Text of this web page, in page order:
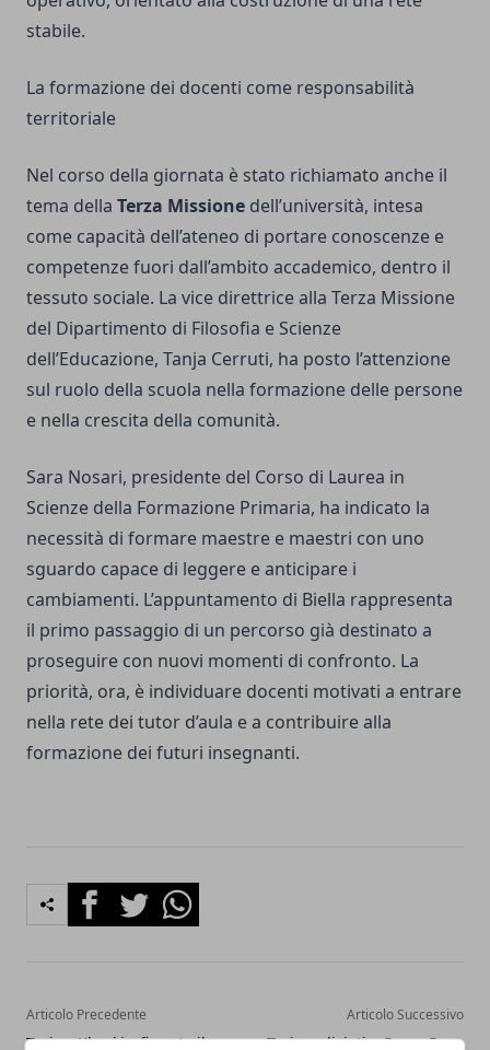
stabile.
La formazione dei docenti come responsabilità
territoriale
Nel corso della giornata è stato richiamato anche il
tema della Terza Missione dell’università, intesa
come capacità dell’ateneo di portare conoscenze e
competenze fuori dall’ambito accademico, dentro il
tessuto sociale. La vice direttrice alla Terza Missione
del Dipartimento di Filosofia e Scienze
dell’Educazione, Tanja Cerruti, ha posto l’attenzione
sul ruolo della scuola nella formazione delle persone
e nella crescita della comunità.
Sara Nosari, presidente del Corso di Laurea in
Scienze della Formazione Primaria, ha indicato la
necessità di formare maestre e maestri con uno
sguardo capace di leggere e anticipare i
cambiamenti. L’appuntamento di Biella rappresenta
il primo passaggio di un percorso già destinato a
proseguire con nuovi momenti di confronto. La
priorità, ora, è individuare docenti motivati a entrare
nella rete dei tutor d’aula e a contribuire alla
formazione dei futuri insegnanti.
FacebookTwitterWhatsapp
Articolo Precedente
Torino-Kharkiv, firmato il
Articolo Successivo
Torino, divieti a Parco Dora